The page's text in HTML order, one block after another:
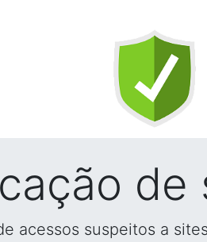
de
acessos suspeitos a